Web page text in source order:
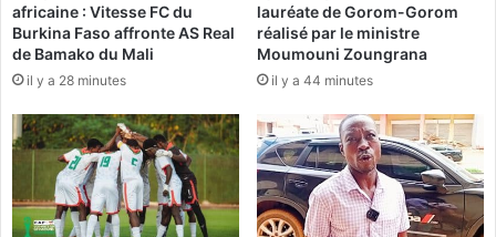
e
s
h
a
i
a
p
s
e
s
p
o
d
i
t
africaine : Vitesse FC du
Burkina Faso affronte AS Real
de Bamako du Mali
il y a 28 minutes
lauréate de Gorom-Gorom
réalisé par le ministre
Moumouni Zoungrana
il y a 44 minutes